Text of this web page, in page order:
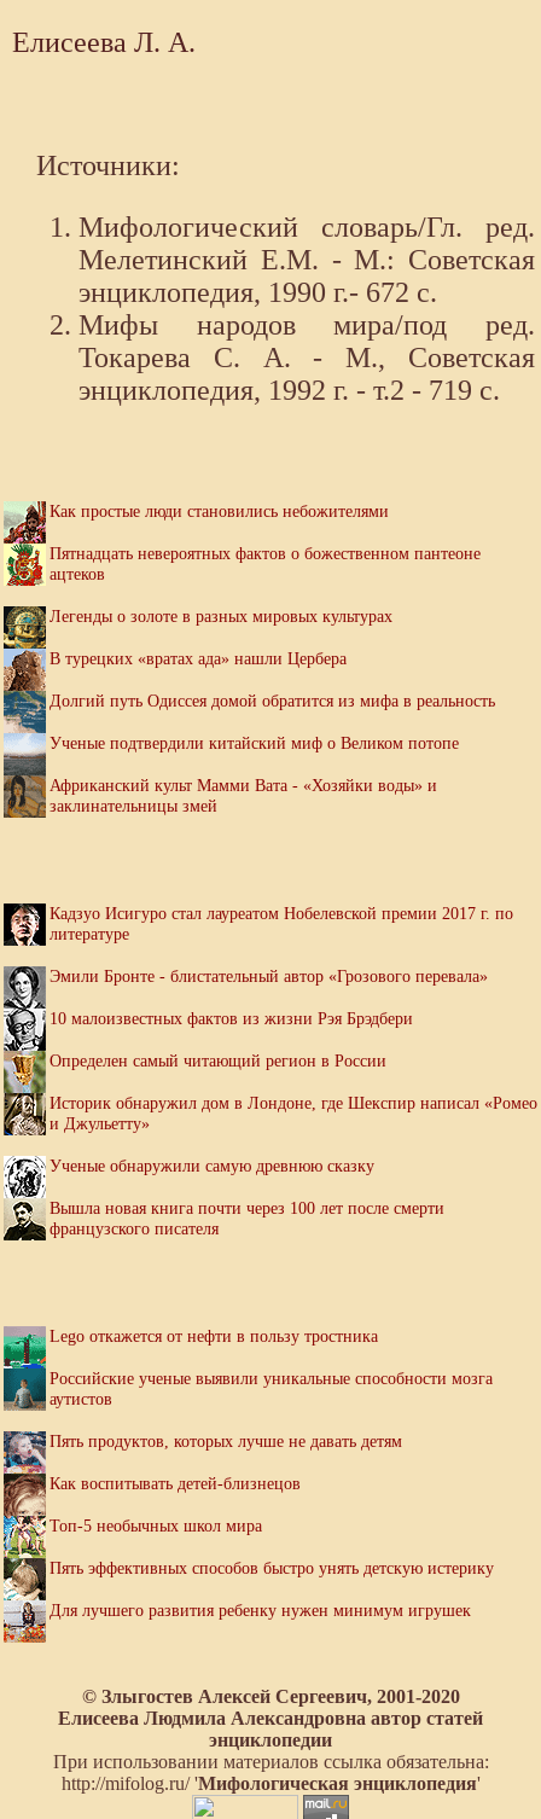
Елисеева Л. А.
Источники:
Мифологический словарь/Гл. ред.
Мелетинский Е.М. - М.: Советская
энциклопедия, 1990 г.- 672 с.
Мифы народов мира/под ред.
Токарева С. А. - М., Советская
энциклопедия, 1992 г. - т.2 - 719 с.
Как простые люди становились небожителями
Пятнадцать невероятных фактов о божественном пантеоне
ацтеков
Легенды о золоте в разных мировых культурах
В турецких «вратах ада» нашли Цербера
Долгий путь Одиссея домой обратится из мифа в реальность
Ученые подтвердили китайский миф о Великом потопе
Африканский культ Мамми Вата - «Хозяйки воды» и
заклинательницы змей
Кадзуо Исигуро стал лауреатом Нобелевской премии 2017 г. по
литературе
Эмили Бронте - блистательный автор «Грозового перевала»
10 малоизвестных фактов из жизни Рэя Брэдбери
Определен самый читающий регион в России
Историк обнаружил дом в Лондоне, где Шекспир написал «Ромео
и Джульетту»
Ученые обнаружили самую древнюю сказку
Вышла новая книга почти через 100 лет после смерти
французского писателя
Lego откажется от нефти в пользу тростника
Российские ученые выявили уникальные способности мозга
аутистов
Пять продуктов, которых лучше не давать детям
Как воспитывать детей-близнецов
Топ-5 необычных школ мира
Пять эффективных способов быстро унять детскую истерику
Для лучшего развития ребенку нужен минимум игрушек
© Злыгостев Алексей Сергеевич, 2001-2020
Елисеева Людмила Александровна автор статей
энциклопедии
При использовании материалов ссылка обязательна:
http://mifolog.ru/ 'Мифологическая энциклопедия'